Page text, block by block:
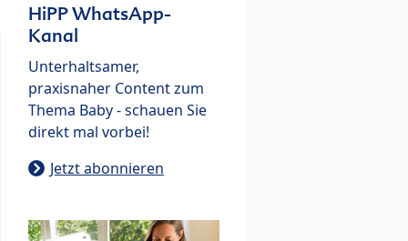
HiPP WhatsApp-
Kanal
Unterhaltsamer,
praxisnaher Content zum
Thema Baby - schauen Sie
direkt mal vorbei!
Jetzt abonnieren